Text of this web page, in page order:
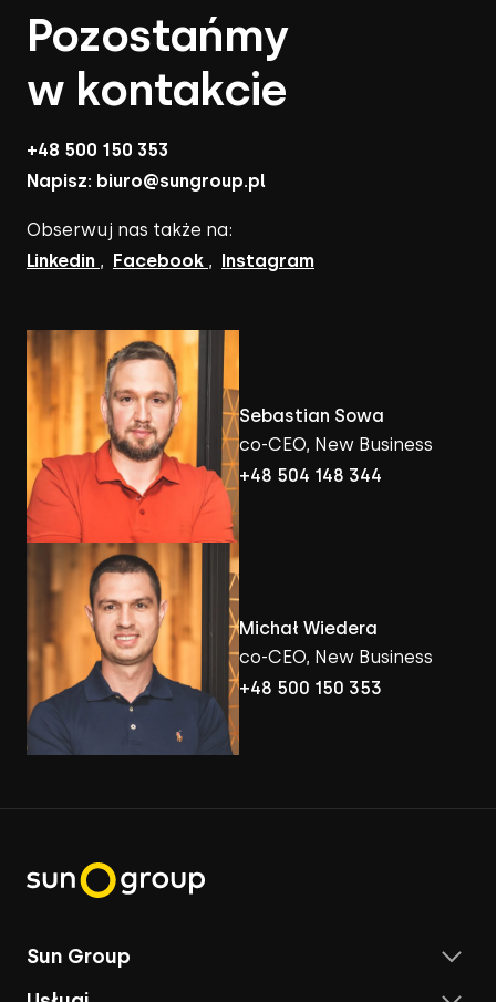
Pozostańmy
w kontakcie
Napisz: biuro@sungroup.pl
+48 500 150 353
Obserwuj nas także na:
Linkedin , Facebook , Instagram
Sebastian Sowa
co-CEO, New Business
+48 504 148 344
Michał Wiedera
co-CEO, New Business
+48 500 150 353
Sun Group